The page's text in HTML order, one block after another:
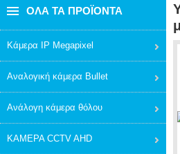
ΌΛΑ ΤΑ ΠΡΟΪΌΝΤΑ
Κάμερα IP Megapixel
Αναλογική κάμερα Bullet
Ανάλογη κάμερα θόλου
ΚΑΜΕΡΑ CCTV AHD